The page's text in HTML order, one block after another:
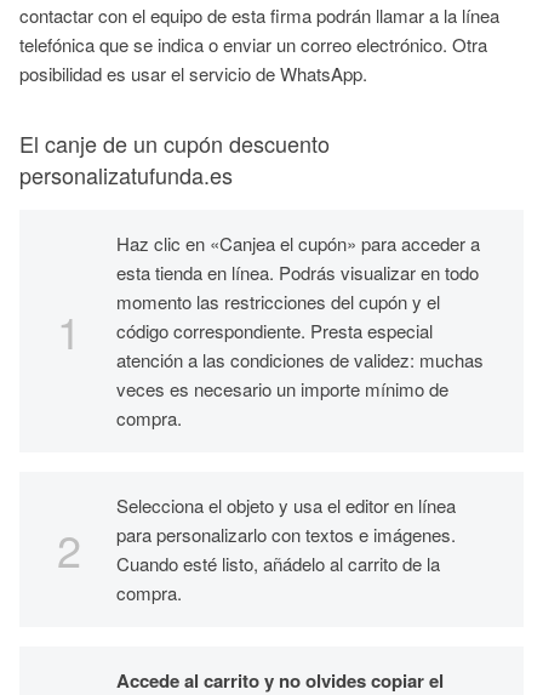
contactar con el equipo de esta firma podrán llamar a la línea
telefónica que se indica o enviar un correo electrónico. Otra
posibilidad es usar el servicio de WhatsApp.
El canje de un cupón descuento
personalizatufunda.es
Haz clic en «Canjea el cupón» para acceder a
esta tienda en línea. Podrás visualizar en todo
momento las restricciones del cupón y el
código correspondiente. Presta especial
atención a las condiciones de validez: muchas
veces es necesario un importe mínimo de
compra.
Selecciona el objeto y usa el editor en línea
para personalizarlo con textos e imágenes.
Cuando esté listo, añádelo al carrito de la
compra.
Accede al carrito y no olvides copiar el